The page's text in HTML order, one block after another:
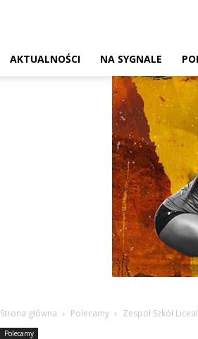
AKTUALNOŚCI NA SYGNALE
Strona główna Polecamy Zespoł Szkół
Polecamy